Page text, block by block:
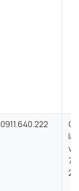
0911.640.222